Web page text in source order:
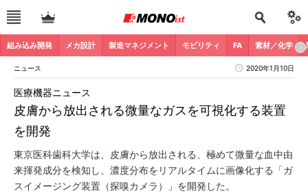
組み込み開発 メカ設計 製造マネジメント モビリティ FA 素材／化学
ニュース 2020年1月10日
皮膚から放出される微量なガスを可視化する装置
を開発
医療機器ニュース
東京医科歯科大学は、皮膚から放出される、極めて微量な血中由
来揮発成分を検知し、濃度分布をリアルタイムに画像化する「ガ
スイメージング装置（探嗅カメラ）」を開発した。